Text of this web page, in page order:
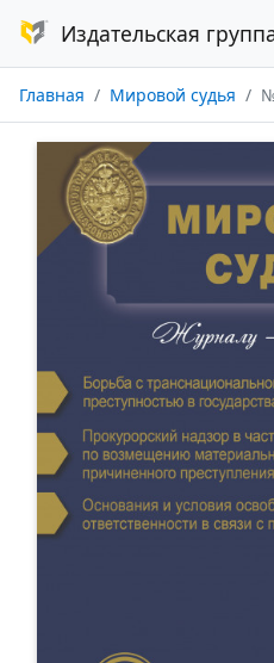
Издательская
Главная Мировой судья